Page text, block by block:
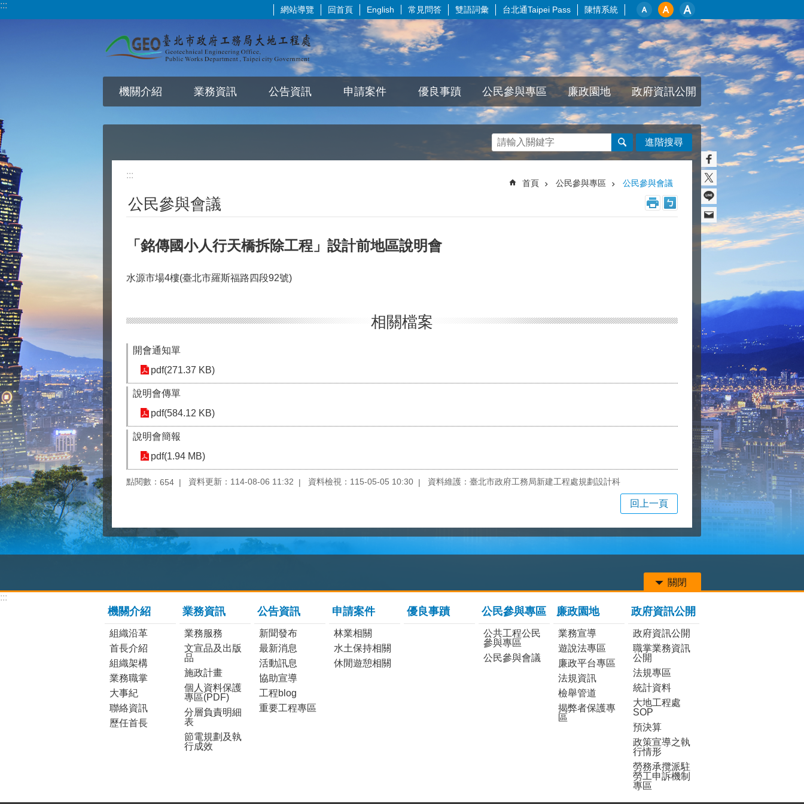
跳到主要內容區塊
::: 網站導覽 回首頁 English 常見問答 雙語詞彙 台北通Taipei Pass 陳情系統
機關介紹 業務資訊 公告資訊 申請案件 優良事蹟 公民參與專區 廉政園地 政府資訊公開
進階搜尋
:::
首頁 公民參與專區 公民參與會議
公民參與會議
「銘傳國小人行天橋拆除工程」設計前地區說明會
水源市場4樓(臺北市羅斯福路四段92號)
相關檔案
開會通知單
pdf(271.37 KB)
說明會傳單
pdf(584.12 KB)
說明會簡報
pdf(1.94 MB)
點閱數： 654 資料更新：114-08-06 11:32 資料檢視：115-05-05 10:30 資料維護：臺北市政府工務局新建工程處規劃設計科
回上一頁
關閉
:::
機關介紹
組織沿革
首長介紹
組織架構
業務職掌
大事紀
聯絡資訊
歷任首長
業務資訊
業務服務
文宣品及出版
品
施政計畫
個人資料保護
專區(PDF)
分層負責明細
表
節電規劃及執
行成效
公告資訊
新聞發布
最新消息
活動訊息
協助宣導
工程blog
重要工程專區
申請案件
林業相關
水土保持相關
休閒遊憩相關
優良事蹟 公民參與專區
公共工程公民
參與專區
公民參與會議
廉政園地
業務宣導
遊說法專區
廉政平台專區
法規資訊
檢舉管道
揭弊者保護專
區
政府資訊公開
政府資訊公開
職掌業務資訊
公開
法規專區
統計資料
大地工程處
SOP
預決算
政策宣導之執
行情形
勞務承攬派駐
勞工申訴機制
專區